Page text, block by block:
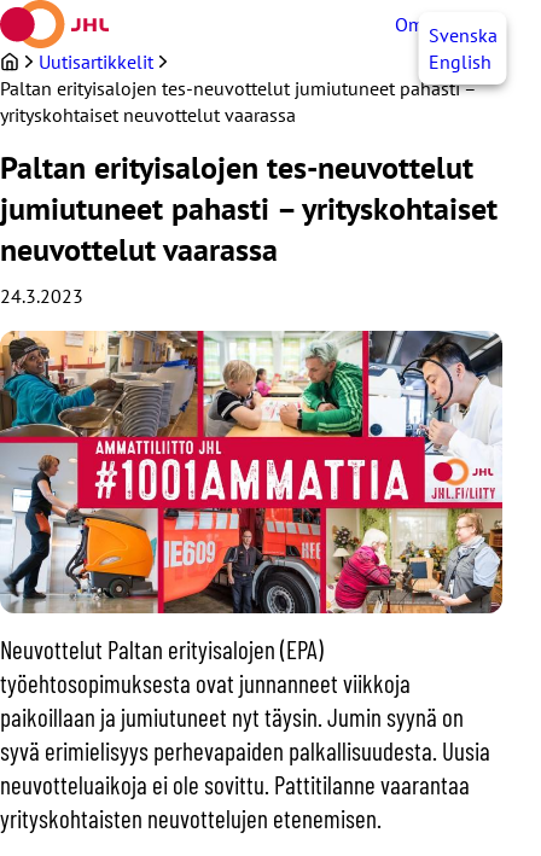
Siirry
sisältöön
OmaJHLSvenska
English
Uutisartikkelit
Paltan erityisalojen tes-neuvottelut jumiutuneet pahasti –
yrityskohtaiset neuvottelut vaarassa
Paltan erityisalojen tes-neuvottelut
jumiutuneet pahasti – yrityskohtaiset
neuvottelut vaarassa
24.3.2023
Neuvottelut Paltan erityisalojen (EPA)
työehtosopimuksesta ovat junnanneet viikkoja
paikoillaan ja jumiutuneet nyt täysin. Jumin syynä on
syvä erimielisyys perhevapaiden palkallisuudesta. Uusia
neuvotteluaikoja ei ole sovittu. Pattitilanne vaarantaa
yrityskohtaisten neuvottelujen etenemisen.